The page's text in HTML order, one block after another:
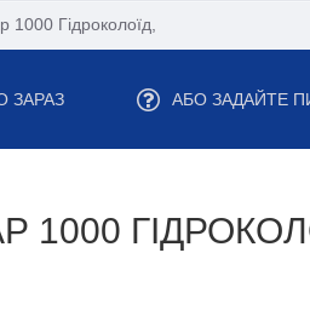
1000 Гідроколоїд,
ЗАРАЗ АБО ЗАДАЙТЕ
1000